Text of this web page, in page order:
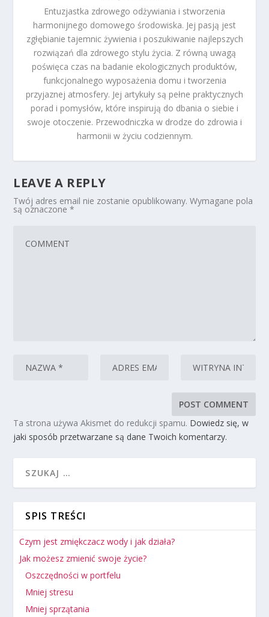
Entuzjastka zdrowego odżywiania i stworzenia
harmonijnego domowego środowiska. Jej pasją jest
zgłębianie tajemnic żywienia i poszukiwanie najlepszych
rozwiązań dla zdrowego stylu życia. Z równą uwagą
poświęca czas na badanie ekologicznych produktów,
funkcjonalnego wyposażenia domu i tworzenia
przyjaznej atmosfery. Jej artykuły są pełne praktycznych
porad i pomysłów, które inspirują do dbania o siebie i
swoje otoczenie. Przewodniczka w drodze do zdrowia i
harmonii w życiu codziennym.
LEAVE A REPLY
Twój adres email nie zostanie opublikowany. Wymagane pola
są oznaczone*
Ta strona używa Akismet do redukcji spamu. Dowiedz się, w
jaki sposób przetwarzane są dane Twoich komentarzy.
SPIS TREŚCI
Czym jest zmiękczacz wody i jak działa?
Jak możesz zmienić swoje życie?
Oszczędności w portfelu
Mniej stresu
Mniej sprzątania